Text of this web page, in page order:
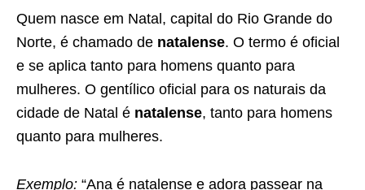
Quem nasce em Natal, capital do Rio Grande do
Norte, é chamado de natalense. O termo é oficial
e se aplica tanto para homens quanto para
mulheres. O gentílico oficial para os naturais da
cidade de Natal é natalense, tanto para homens
quanto para mulheres.
Exemplo: “Ana é natalense e adora passear na